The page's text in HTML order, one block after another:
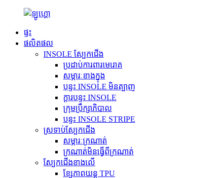
ផ្ទះ
ផលិតផល
INSOLE ស្បែកជើង
ប្រដាប់ការពារមេរោគ
សម្ភារៈខាងក្នុង
បន្ទះ INSOLE មិនត្បាញ
ក្តារបន្ទះ INSOLE
ក្រុមប្រឹក្សាភិបាល
បន្ទះ INSOLE STRIPE
ស្រទាប់ស្បែកជើង
សម្ភារៈក្រណាត់
ក្រណាត់មិនធ្វើពីក្រណាត់
ស្បែកជើងខាងលើ
ខ្សែភាពយន្ត TPU